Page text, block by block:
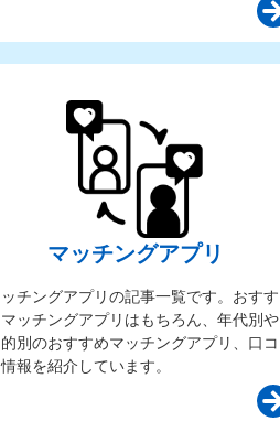
マッチングアプリ
チングアプリの記事一覧です。おすす
ッチングアプリはもちろん、年代別や
的別のおすすめマッチングアプリ、口コ
情報を紹介しています。